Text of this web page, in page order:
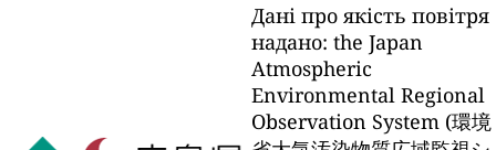
Дані про якість повітря
надано: the Japan
Atmospheric
Environmental Regional
Observation System (環境